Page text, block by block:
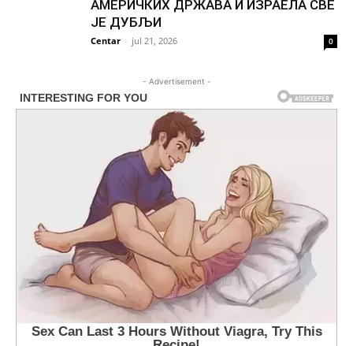
АМЕРИЧКИХ ДРЖАВА И ИЗРАЕЛА СВЕ
ЈЕ ДУБЉИ
Centar - jul 21, 2026 0
- Advertisement -